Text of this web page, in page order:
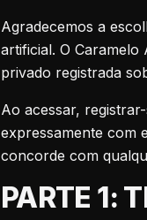
Agradecemos a
artificial. O
privado registrada
Ao acessar,
expressamente com
concorde com
PARTE 1: